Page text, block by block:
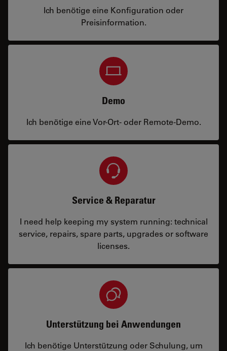
Ich benötige eine Konfiguration oder
Preisinformation.
Demo
Ich benötige eine Vor-Ort- oder Remote-Demo.
Service & Reparatur
I need help keeping my system running: technical
service, repairs, spare parts, upgrades or software
licenses.
Unterstützung bei Anwendungen
Ich benötige Unterstützung oder Schulung, um